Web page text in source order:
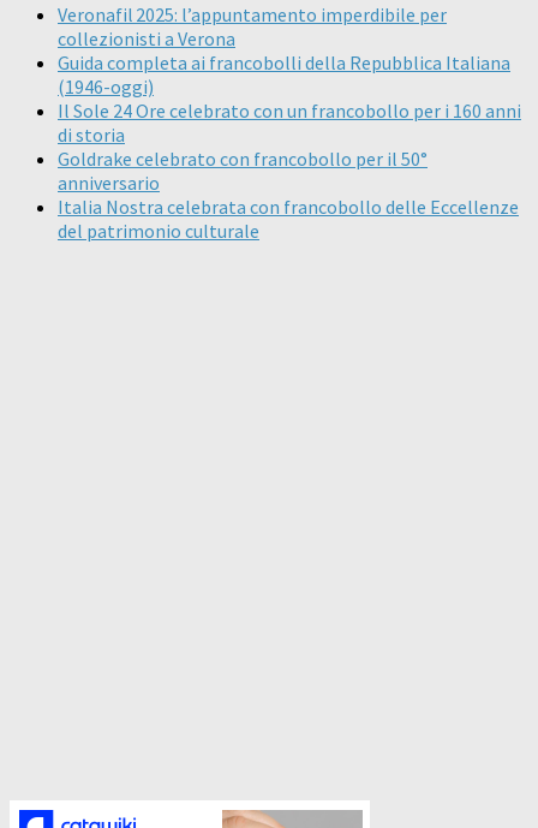
Veronafil 2025: l’appuntamento imperdibile per
collezionisti a Verona
Guida completa ai francobolli della Repubblica Italiana
(1946-oggi)
Il Sole 24 Ore celebrato con un francobollo per i 160 anni
di storia
Goldrake celebrato con francobollo per il 50°
anniversario
Italia Nostra celebrata con francobollo delle Eccellenze
del patrimonio culturale